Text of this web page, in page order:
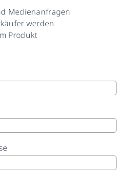
Medienanfragen
werden
Produkt